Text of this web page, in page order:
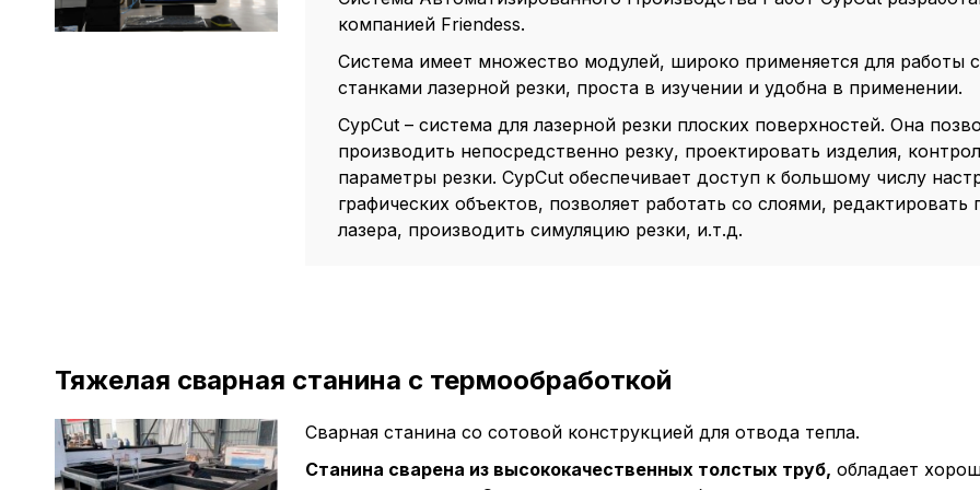
компанией Friendess.
Система имеет множество модулей, широко применяется для работы
станками лазерной резки, проста в изучении и удобна в применении.
CypCut – система для лазерной резки плоских поверхностей. Она
производить непосредственно резку, проектировать изделия,
параметры резки. CypCut обеспечивает доступ к большому числу
графических объектов, позволяет работать со слоями, редактировать
лазера, производить симуляцию резки, и.т.д.
Тяжелая сварная станина с термообработкой
Сварная станина со сотовой конструкцией для отвода тепла.
Станина сварена из высококачественных толстых труб, обладает
в нижней или
можете